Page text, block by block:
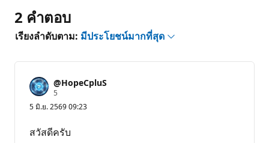
2 คําตอบ
เรียงลำดับตาม: มีประโยชน์มากที่สุด
@HopeCpluS
5
ม
ว
า
5 มิ.ย. 2569 09:23
สวัสดีครับ